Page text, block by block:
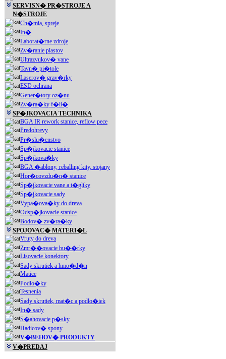
SERVISN� PR�STROJE A
N�STROJE
Ch�mia, spreje
In�
Laborat�rne zdroje
Zv�ranie plastov
Ultrazvukov� vane
Tavn� pi�tole
Laserov� grav�rky
ESD ochrana
Gener�tory oz�nu
Zv�ra�ky f�li�
SP�JKOVACIA TECHNIKA
BGA IR rework stanice, reflow pece
Predohrevy
Pr�slu�enstvo
Sp�jkovacie stanice
Sp�jkova�ky
BGA �ablony, reballing kity, stojany
Hor�covzdu�n� stanice
Sp�jkovacie vane a t�gliky
Sp�jkovacie sady
Vypa�ova�ky do dreva
Odsp�jkovacie stanice
Bodov� zv�ra�ky
SPOJOVAC� MATERI�L
Vruty do dreva
Zmr��ovacie bu��rky
Lisovacie konektory
Sady skrutiek a hmo�d�n
Matice
Podlo�ky
Tesnenia
Sady skrutiek, mat�c a podlo�iek
In� sady
S�ahovacie p�sky
Hadicov� spony
V�BEHOV� PRODUKTY
V�PREDAJ